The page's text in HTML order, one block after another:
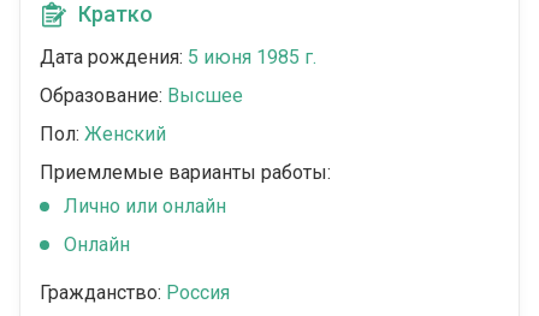
Кратко
Дата рождения: 5 июня 1985 г.
Образование: Высшее
Пол: Женский
Приемлемые варианты работы:
Лично или онлайн
Онлайн
Гражданство: Россия